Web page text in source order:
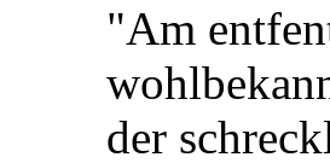
"Am
der